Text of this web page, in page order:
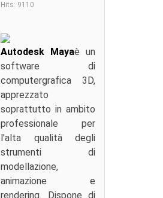
Hits: 9110
Autodesk Mayaè un
software di
computergrafica 3D,
apprezzato
soprattutto in ambito
professionale per
l'alta qualità degli
strumenti di
modellazione,
animazione e
rendering. Dispone di